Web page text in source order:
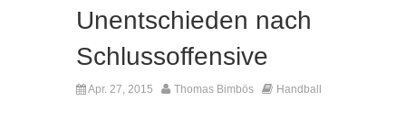
Unentschieden nach
Schlussoffensive
Apr. 27, 2015 Thomas Bimbös Handball